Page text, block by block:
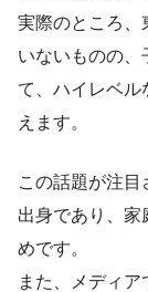
実際のところ、
いないものの、
て、ハイレベル
えます。
この話題が注
出身であり、家
めです。
また、メディ